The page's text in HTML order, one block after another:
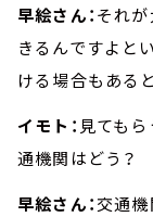
早絵さん：それ
きるんですよと
ける場合もある
イモト： 見ても
通機関はどう？
早絵さん：交通